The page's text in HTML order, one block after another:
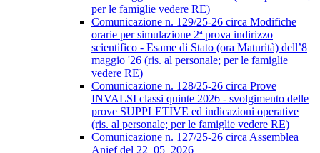
per le famiglie vedere RE)
Comunicazione n. 129/25-26 circa Modifiche
orarie per simulazione 2ª prova indirizzo
scientifico - Esame di Stato (ora Maturità) dell’8
maggio '26 (ris. al personale; per le famiglie
vedere RE)
Comunicazione n. 128/25-26 circa Prove
INVALSI classi quinte 2026 - svolgimento delle
prove SUPPLETIVE ed indicazioni operative
(ris. al personale; per le famiglie vedere RE)
Comunicazione n. 127/25-26 circa Assemblea
Anief del 22_05_2026